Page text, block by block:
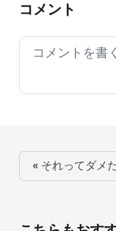
コメント
Your comment
« それってダメ